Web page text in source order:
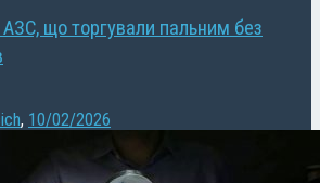
що торгували пальним без
, 10/02/2026